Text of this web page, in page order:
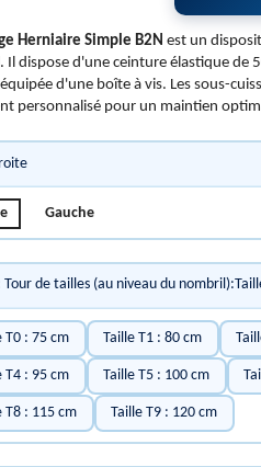
Herniaire Simple B2N est un
Il dispose d'une ceinture élastique de
d'une boîte à vis. Les sous-
personnalisé pour un maintien
Gauche
Tour de tailles (au niveau du
T0 : 75 cm Taille T1 : 80 cm
T4 : 95 cm Taille T5 : 100 cm
T8 : 115 cm Taille T9 : 120 cm